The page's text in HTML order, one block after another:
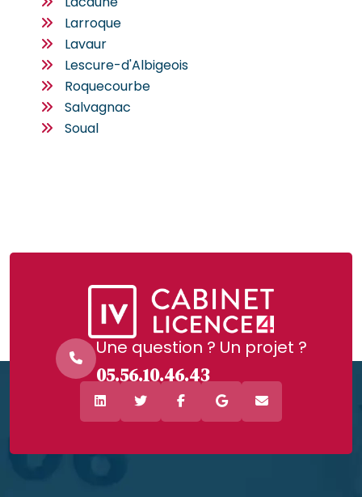
Larroque
Lavaur
Lescure-d'Albigeois
Roquecourbe
Salvagnac
Soual
Une question ? Un projet ?
05.56.10.46.43